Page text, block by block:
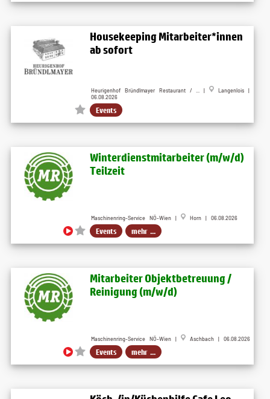
Housekeeping Mitarbeiter*innen
ab sofort
Heurigenhof Bründlmayer Restaurant / ... |
Langenlois |
06.08.2026
Events
Winterdienstmitarbeiter (m​/w​/d)
Teilzeit
Maschinenring-Service NÖ-Wien | Horn | 06.08.2026
Events mehr ...
Mitarbeiter Objektbetreuung ​/
Reinigung (m​/w​/d)
Maschinenring-Service NÖ-Wien | Aschbach | 06.08.2026
Events mehr ...